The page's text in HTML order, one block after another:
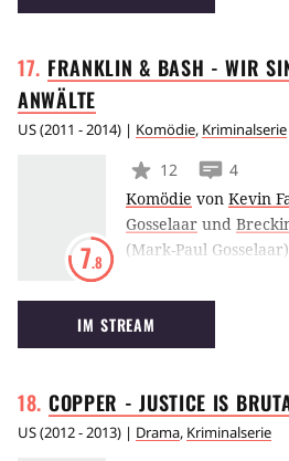
Prostitution
FRANKLIN & BASH - WIR
ANWÄLTE
US(2011 - 2014) | Komödie, Kriminalserie
7.8
12
4
Komödie von Kevin
Gosselaar und
(Mark-Paul
der Titel gebenden
sich, nachdem sie
McDowell)
wiederfinden…
IM STREAM
COPPER - JUSTICE IS
US(2012 - 2013) | Drama, Kriminalserie